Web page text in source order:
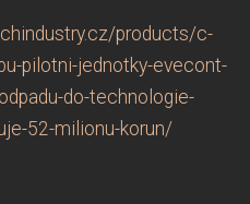
products/c-
pilotni-jednotky-evecont-
do-technologie-
52-milionu-korun/